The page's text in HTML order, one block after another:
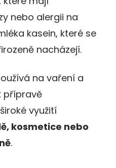
nebo alergii na
kasein, které se
nacházejí.
na vaření a
přípravě
využití
kosmetice nebo
.